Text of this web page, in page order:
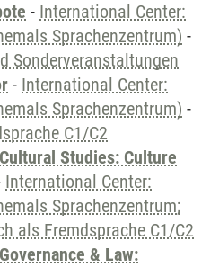
- International Center:
Sprachenzentrum) -
Sonderveranstaltungen
- International Center:
Sprachenzentrum) -
C1/C2
Studies: Culture
International Center:
Sprachenzentrum;
als Fremdsprache C1/C2
& Law: